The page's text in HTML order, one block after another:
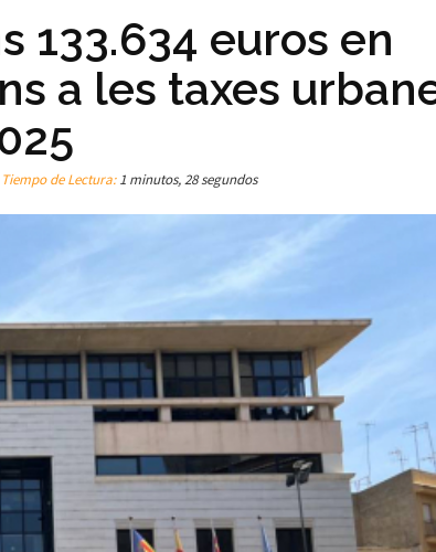
133.634 euros en
a les taxes
Tiempo de Lectura:1 minutos, 28 segundos